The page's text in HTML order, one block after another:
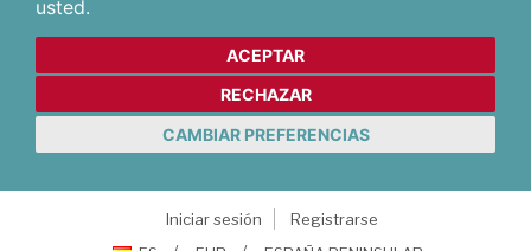
usted.
ACEPTAR
RECHAZAR
CAMBIAR PREFERENCIAS
Iniciar sesión
Registrarse